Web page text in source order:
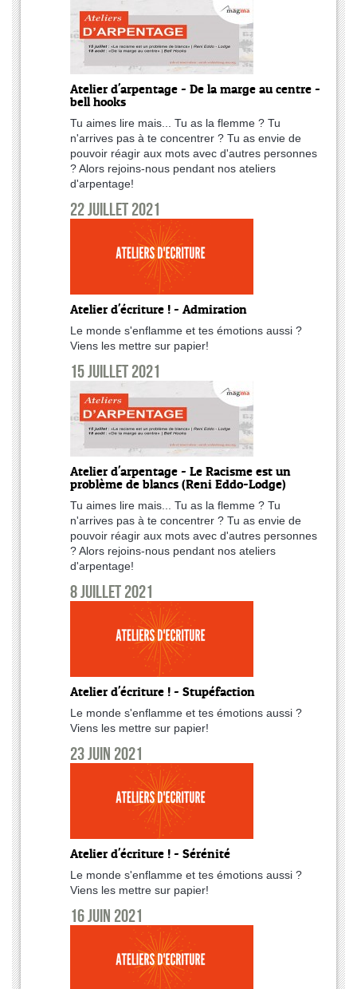
Atelier d'arpentage - De la marge au centre -
bell hooks
Tu aimes lire mais... Tu as la flemme ? Tu
n'arrives pas à te concentrer ? Tu as envie de
pouvoir réagir aux mots avec d'autres personnes
? Alors rejoins-nous pendant nos ateliers
d'arpentage!
22 juillet 2021
Atelier d'écriture ! - Admiration
Le monde s'enflamme et tes émotions aussi ?
Viens les mettre sur papier!
15 juillet 2021
Atelier d'arpentage - Le Racisme est un
problème de blancs (Reni Eddo-Lodge)
Tu aimes lire mais... Tu as la flemme ? Tu
n'arrives pas à te concentrer ? Tu as envie de
pouvoir réagir aux mots avec d'autres personnes
? Alors rejoins-nous pendant nos ateliers
d'arpentage!
8 juillet 2021
Atelier d'écriture ! - Stupéfaction
Le monde s'enflamme et tes émotions aussi ?
Viens les mettre sur papier!
23 juin 2021
Atelier d'écriture ! - Sérénité
Le monde s'enflamme et tes émotions aussi ?
Viens les mettre sur papier!
16 juin 2021